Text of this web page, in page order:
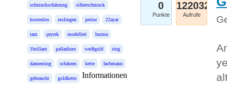
schmuckschätzung silberschmuck
kostenlos esslingen preise 22ayar
tam çeyrek modelleri burma
1brillant palladium weißgold ring
damenring schätzen kette fachmann
gebraucht goldkette Informationen
0
Punkte
122032
Aufrufe